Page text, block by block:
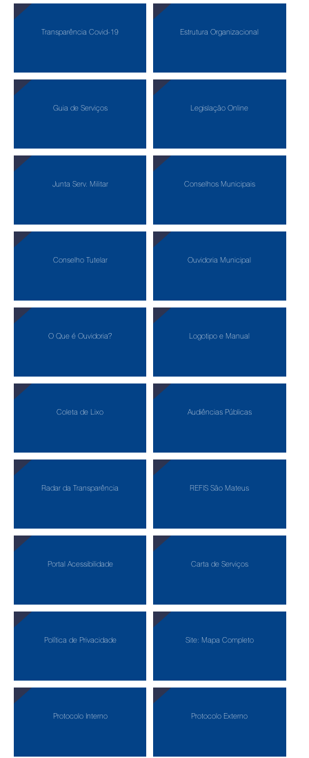
Transparência Covid-19 Estrutura Organizacional
Guia de Serviços Legislação Online
Junta Serv. Militar Conselhos Municipais
Conselho Tutelar Ouvidoria Municipal
O Que é Ouvidoria? Logotipo e Manual
Coleta de Lixo Audiências Públicas
Radar da Transparência REFIS São Mateus
Portal Acessibilidade Carta de Serviços
Política de Privacidade Site: Mapa Completo
Protocolo Interno Protocolo Externo